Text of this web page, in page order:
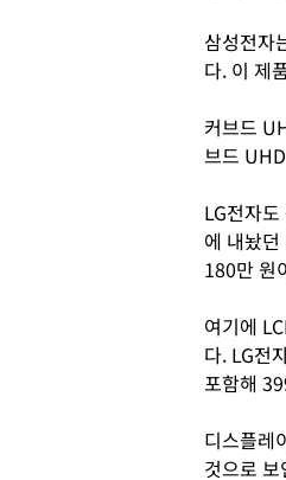
삼성전자
다. 이 제
커브드
브드
LG전자
에 내놨
180만 원
여기에
다. LG전
포함해
디스플레
것으로